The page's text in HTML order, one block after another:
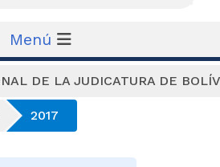
Menú
DE LA JUDICATURA DE
2017